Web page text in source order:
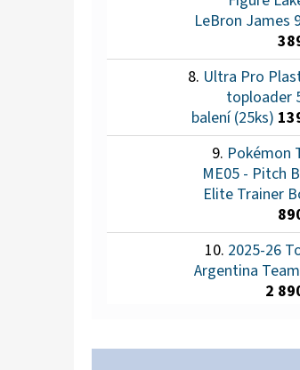
LeBron James
Ultra Pro
toploader
balení (25ks)
Pokémon
ME05 - Pitch
Elite Trainer
2025-26
Argentina
2